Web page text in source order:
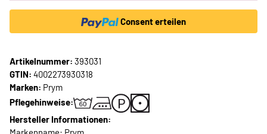
Consent erteilen
Artikelnummer: 393031
GTIN: 4002273930318
Marken: Prym
Pflegehinweise:
Hersteller Informationen: